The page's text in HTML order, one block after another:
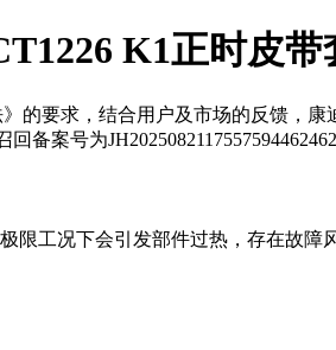
K1正时皮
的要求，结合用户及市场的反馈，
案号为
限工况下会引发部件过热，存在故障